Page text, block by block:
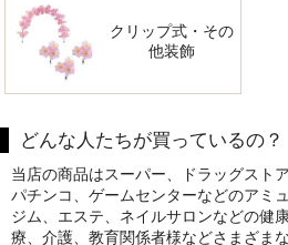
クリップ式・その
他装飾
どんな人たちが買っているの？
当店の商品はスーパー、ドラッグスト
パチンコ、ゲームセンターなどのアミ
ジム、エステ、ネイルサロンなどの健
療、介護、教育関係者様などさまざま